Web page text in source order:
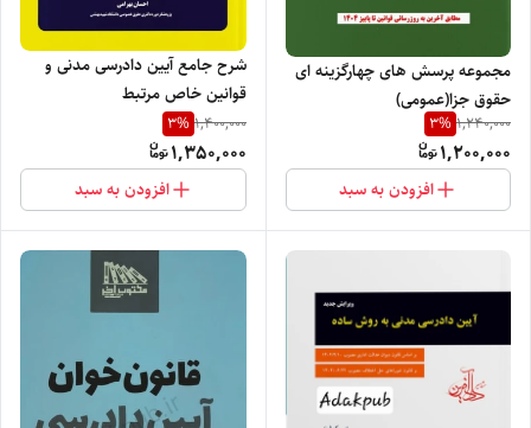
مجموعه پرسش های چهارگزینه ای
حقوق جزا(عمومی)
1,240,000
3%
1,200,000
افزودن به سبد
شرح جامع آیین دادرسی مدنی و
قوانین خاص مرتبط
1,400,000
3%
1,350,000
افزودن به سبد